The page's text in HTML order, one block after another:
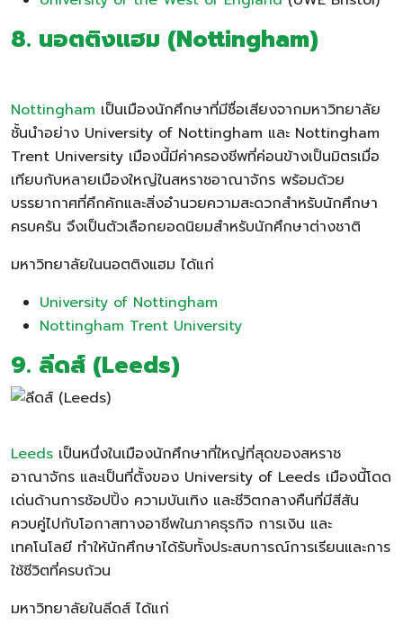
8. นอตติงแฮม (Nottingham)
Nottingham เป็นเมืองนักศึกษาที่มีชื่อเสียงจากมหาวิทยาลัย
ชั้นนำอย่าง University of Nottingham และ Nottingham
Trent University เมืองนี้มีค่าครองชีพที่ค่อนข้างเป็นมิตรเมื่อ
เทียบกับหลายเมืองใหญ่ในสหราชอาณาจักร พร้อมด้วย
บรรยากาศที่คึกคักและสิ่งอำนวยความสะดวกสำหรับนักศึกษา
ครบครัน จึงเป็นตัวเลือกยอดนิยมสำหรับนักศึกษาต่างชาติ
มหาวิทยาลัยในนอตติงแฮม ได้แก่
University of Nottingham
Nottingham Trent University
9. ลีดส์ (Leeds)
Leeds เป็นหนึ่งในเมืองนักศึกษาที่ใหญ่ที่สุดของสหราช
อาณาจักร และเป็นที่ตั้งของ University of Leeds เมืองนี้โดด
เด่นด้านการช้อปปิ้ง ความบันเทิง และชีวิตกลางคืนที่มีสีสัน
ควบคู่ไปกับโอกาสทางอาชีพในภาคธุรกิจ การเงิน และ
เทคโนโลยี ทำให้นักศึกษาได้รับทั้งประสบการณ์การเรียนและการ
ใช้ชีวิตที่ครบถ้วน
มหาวิทยาลัยในลีดส์ ได้แก่